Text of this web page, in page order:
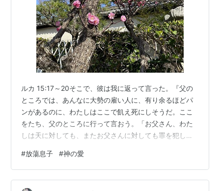
ルカ 15:17～20そこで、彼は我に返って言った。『父の
ところでは、あんなに大勢の雇い人に、有り余るほどパ
ンがあるのに、わたしはここで飢え死にしそうだ。ここ
をたち、父のところに行って言おう。「お父さん、わた
しは天に対しても、またお父さんに対しても罪を犯しま
一人にしてください」と。』そして、彼はそこをたち、
父親のもとに行った。ところが、まだ遠く離れていたの
に、父親は息子を見つけて、憐れに思い、走り寄って首
#放蕩息子 #神の愛